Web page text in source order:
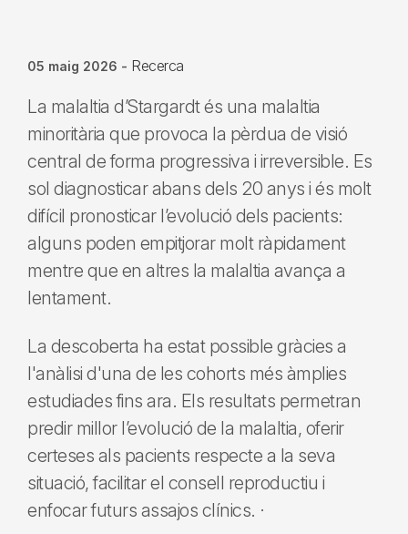
05 maig 2026 - Recerca
La malaltia d’Stargardt és una malaltia
minoritària que provoca la pèrdua de visió
central de forma progressiva i irreversible. Es
sol diagnosticar abans dels 20 anys i és molt
difícil pronosticar l’evolució dels pacients:
alguns poden empitjorar molt ràpidament
mentre que en altres la malaltia avança a
lentament.
La descoberta ha estat possible gràcies a
l'anàlisi d'una de les cohorts més àmplies
estudiades fins ara. Els resultats permetran
predir millor l’evolució de la malaltia, oferir
certeses als pacients respecte a la seva
situació, facilitar el consell reproductiu i
enfocar futurs assajos clínics. ·